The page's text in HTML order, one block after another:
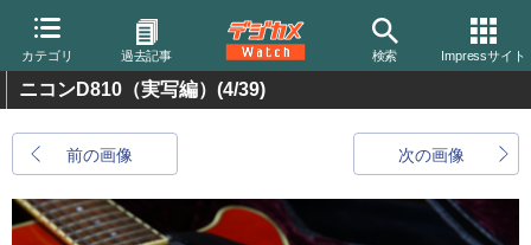
カテゴリ 過去記事 検索 Impressサイト
ニコンD810（実写編） (4/39)
前の画像 次の画像